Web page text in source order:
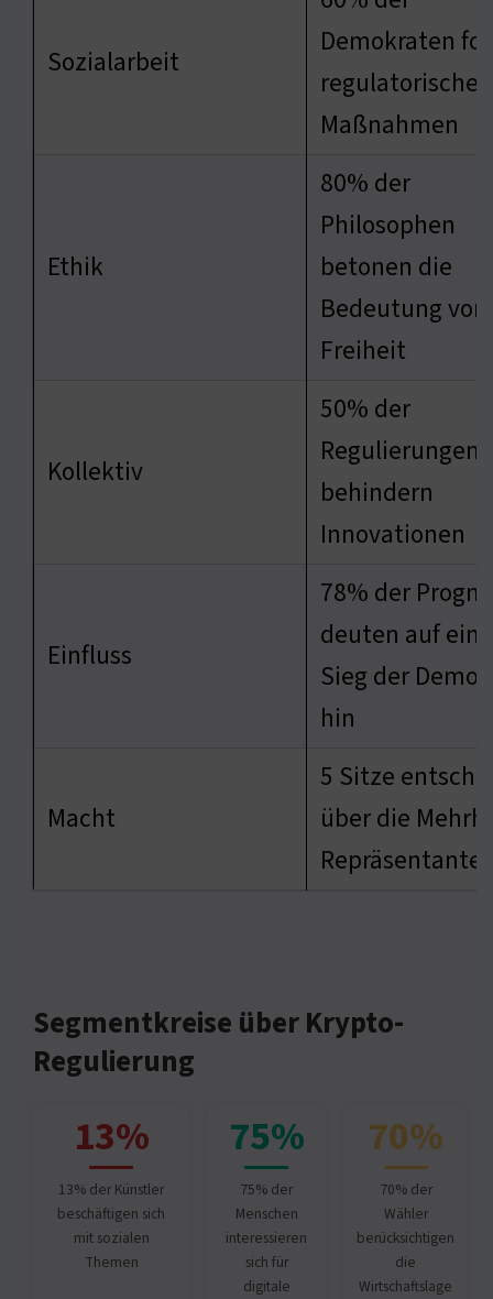
Sozialarbeit
Demokraten
regulatorische
Maßnahmen
Ethik
80% der
Philosophen
betonen die
Bedeutung von
Freiheit
Kollektiv
50% der
Regulierungen
behindern
Innovationen
Einfluss
78% der
deuten auf
Sieg der
hin
Macht
5 Sitze
über die
Segmentkreise über Krypto-
Regulierung
13%
13% der Künstler
beschäftigen sich
mit sozialen
Themen
75%
75% der
Menschen
interessieren
sich für
digitale
70%
70% der
Wähler
berücksichtigen
die
Wirtschaftslage